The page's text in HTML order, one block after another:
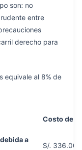
son: no
entre
derecho para
equivale al 8% de
Costo de
a
S/. 336.00